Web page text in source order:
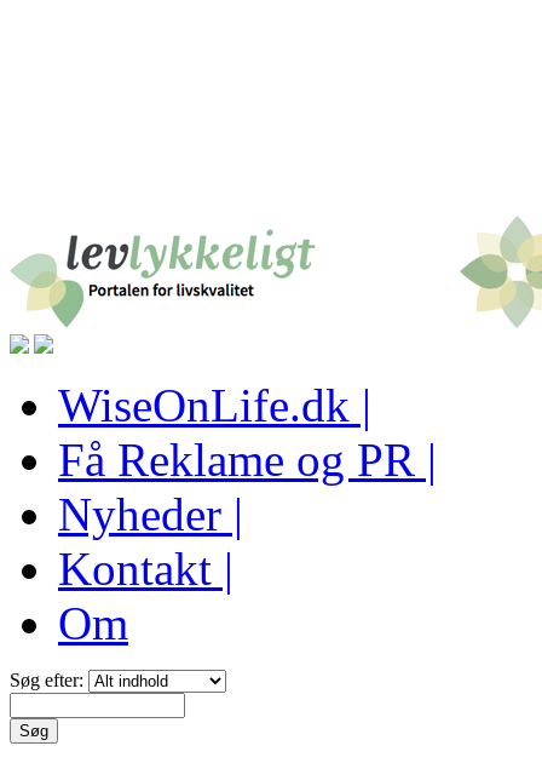
WiseOnLife.dk |
Få Reklame og PR |
Nyheder |
Kontakt |
Om
Søg efter: